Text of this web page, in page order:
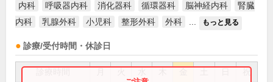
内科 呼吸器内科 消化器科 循環器科 脳神経内科
腎臓
内科
乳腺外科 小児科 整形外科 外科 もっと見る
診療/受付時間・休診日
祝